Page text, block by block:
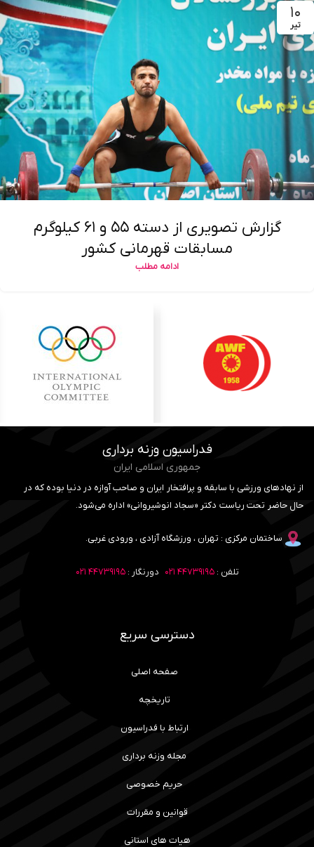
۱۰
تیر
گزارش تصویری از دسته ۵۵ و ۶۱ کیلوگرم
مسابقات قهرمانی کشور
ادامه مطلب
فدراسیون وزنه برداری
جمهوری اسلامی ایران
از نهادهای ورزشی با سابقه و پرافتخار ایران و صاحب آوازه در دنیا بوده که در
حال حاضر تحت ریاست دکتر «سجاد انوشیروانی» اداره می‌شود.
ساختمان مرکزی : تهران ، ورزشگاه آزادی ، ورودی غربی.
تلفن :۴۴۷۳۹۱۹۵ ۰۲۱ دورنگار :۴۴۷۳۹۱۹۵ ۰۲۱
دسترسی سریع
صفحه اصلی
تاریخچه
ارتباط با فدراسیون
مجله وزنه برداری
حریم خصوصی
قوانین و مقررات
هیات های استانی